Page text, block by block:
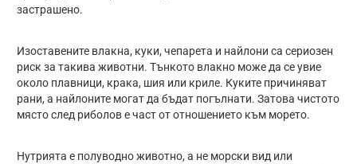
застрашено.
Изоставените влакна, куки, чепарета и найлони са сериозен
риск за такива животни. Тънкото влакно може да се увие
около плавници, крака, шия или криле. Куките причиняват
рани, а найлоните могат да бъдат погълнати. Затова чистото
място след риболов е част от отношението към морето.
Нутрията е полуводно животно, а не морски вид или